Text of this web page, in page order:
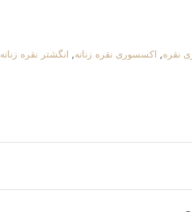
نقره, اکسسوری نقره زنانه, انگشتر نقره زنانه